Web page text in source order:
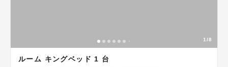
1/8
ルーム キングベッド 1 台